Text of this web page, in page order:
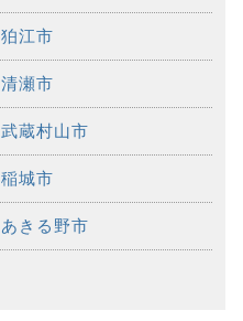
狛江市
清瀬市
武蔵村山市
稲城市
あきる野市